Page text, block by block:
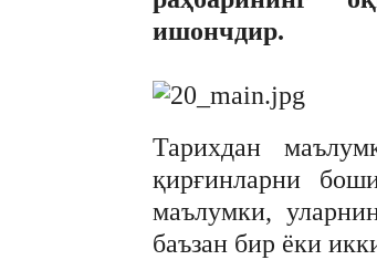
ишончдир.
Тарихдан
қирғинларни
маълумки,
баъзан бир ёки